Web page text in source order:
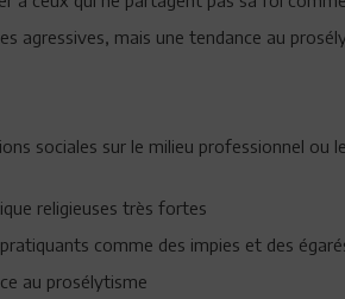
agressives, mais une tendance au
sociales sur le milieu professionnel ou
religieuses très fortes
comme des impies et des
au prosélytisme